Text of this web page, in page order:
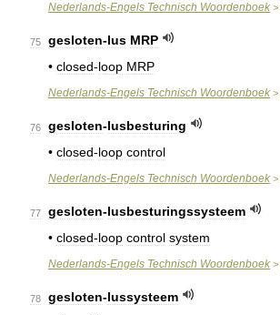
Nederlands-Engels Technisch Woordenboek >
75 gesloten-lus MRP
• closed-loop MRP
Nederlands-Engels Technisch Woordenboek >
76 gesloten-lusbesturing
• closed-loop control
Nederlands-Engels Technisch Woordenboek >
77 gesloten-lusbesturingssysteem
• closed-loop control system
Nederlands-Engels Technisch Woordenboek >
78 gesloten-lussysteem